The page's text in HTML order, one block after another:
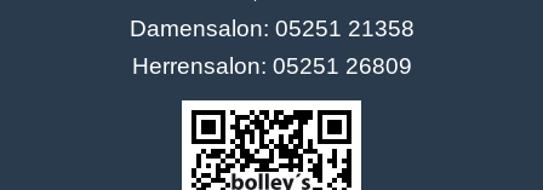
Damensalon: 05251 21358
Herrensalon: 05251 26809